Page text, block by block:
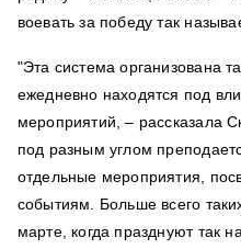
воевать за победу так
"Эта система организована
ежедневно находятся под
мероприятий, – рассказала
под разным углом
отдельные мероприятия,
событиям. Больше всего
марте, когда празднуют так